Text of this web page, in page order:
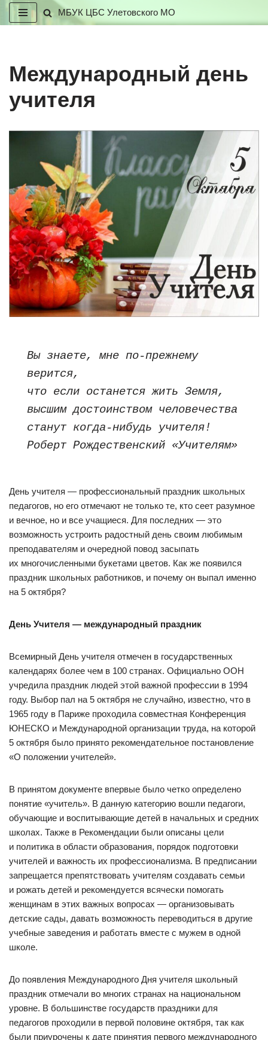
МБУК ЦБС Улетовского МО
Международный день
учителя
Вы знаете, мне по-прежнему
верится,
что если останется жить Земля,
высшим достоинством человечества
станут когда-нибудь учителя!
Роберт Рождественский «Учителям»
День учителя — профессиональный праздник школьных
педагогов, но его отмечают не только те, кто сеет разумное
и вечное, но и все учащиеся. Для последних — это
возможность устроить радостный день своим любимым
преподавателям и очередной повод засыпать
их многочисленными букетами цветов. Как же появился
праздник школьных работников, и почему он выпал именно
на 5 октября?
День Учителя — международный праздник
Всемирный День учителя отмечен в государственных
календарях более чем в 100 странах. Официально ООН
учредила праздник людей этой важной профессии в 1994
году. Выбор пал на 5 октября не случайно, известно, что в
1965 году в Париже проходила совместная Конференция
ЮНЕСКО и Международной организации труда, на которой
5 октября было принято рекомендательное постановление
«О положении учителей».
В принятом документе впервые было четко определено
понятие «учитель». В данную категорию вошли педагоги,
обучающие и воспитывающие детей в начальных и средних
школах. Также в Рекомендации были описаны цели
и политика в области образования, порядок подготовки
учителей и важность их профессионализма. В предписании
запрещается препятствовать учителям создавать семьи
и рожать детей и рекомендуется всячески помогать
женщинам в этих важных вопросах — организовывать
детские сады, давать возможность переводиться в другие
учебные заведения и работать вместе с мужем в одной
школе.
До появления Международного Дня учителя школьный
праздник отмечали во многих странах на национальном
уровне. В большинстве государств праздники для
педагогов проходили в первой половине октября, так как
были приурочены к дате принятия первого международного